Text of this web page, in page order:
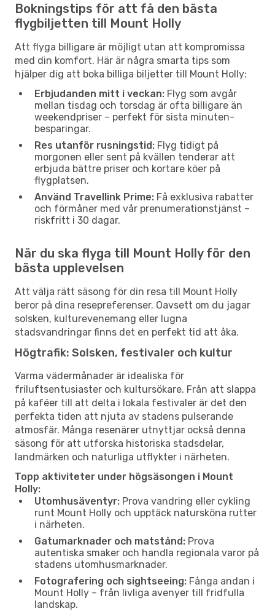
Bokningstips för att få den bästa
flygbiljetten till Mount Holly
Att flyga billigare är möjligt utan att kompromissa
med din komfort. Här är några smarta tips som
hjälper dig att boka billiga biljetter till Mount Holly:
Erbjudanden mitt i veckan: Flyg som avgår
mellan tisdag och torsdag är ofta billigare än
weekendpriser – perfekt för sista minuten-
besparingar.
Res utanför rusningstid: Flyg tidigt på
morgonen eller sent på kvällen tenderar att
erbjuda bättre priser och kortare köer på
flygplatsen.
Använd Travellink Prime: Få exklusiva rabatter
och förmåner med vår prenumerationstjänst –
riskfritt i 30 dagar.
När du ska flyga till Mount Holly för den
bästa upplevelsen
Att välja rätt säsong för din resa till Mount Holly
beror på dina resepreferenser. Oavsett om du jagar
solsken, kulturevenemang eller lugna
stadsvandringar finns det en perfekt tid att åka.
Högtrafik: Solsken, festivaler och kultur
Varma vädermånader är idealiska för
friluftsentusiaster och kultursökare. Från att slappa
på kaféer till att delta i lokala festivaler är det den
perfekta tiden att njuta av stadens pulserande
atmosfär. Många resenärer utnyttjar också denna
säsong för att utforska historiska stadsdelar,
landmärken och naturliga utflykter i närheten.
Topp aktiviteter under högsäsongen i Mount
Holly:
Utomhusäventyr: Prova vandring eller cykling
runt Mount Holly och upptäck natursköna rutter
i närheten.
Gatumarknader och matstånd: Prova
autentiska smaker och handla regionala varor på
stadens utomhusmarknader.
Fotografering och sightseeing: Fånga andan i
Mount Holly – från livliga avenyer till fridfulla
landskap.